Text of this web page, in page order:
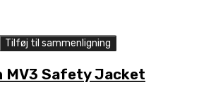
Tilføj til sammenligning
MV3 Safety Jacket